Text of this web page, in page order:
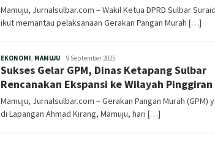
Mamuju, Jurnalsulbar.com – Wakil Ketua DPRD Sulbar
ikut memantau pelaksanaan Gerakan Pangan Murah […]
EKONOMI, MAMUJURedaksi
9 September 2025
Sukses Gelar GPM, Dinas Ketapang Sulbar
Rencanakan Ekspansi ke Wilayah
Mamuju, Jurnalsulbar.com – Gerakan Pangan Murah (GPM)
di Lapangan Ahmad Kirang, Mamuju, hari […]